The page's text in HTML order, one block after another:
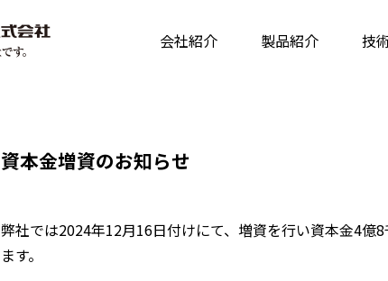
会社紹介 製品紹介 技
資本金増資のお知らせ
弊社では2024年12月16日付けにて、増資を行い資本金4億
ます。